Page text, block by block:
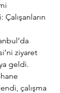
ziyaret
geldi.
çalışma